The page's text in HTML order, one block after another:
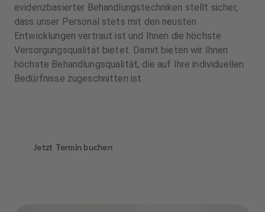
evidenzbasierter Behandlungstechniken stellt sicher,
dass unser Personal stets mit den neusten
Entwicklungen vertraut ist und Ihnen die höchste
Versorgungsqualität bietet. Damit bieten wir Ihnen
höchste Behandlungsqualität, die auf Ihre individuellen
Bedürfnisse zugeschnitten ist.
Jetzt Termin buchen